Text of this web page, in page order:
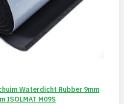
Waterdicht Rubber 9mm
ISOLMAT M09S